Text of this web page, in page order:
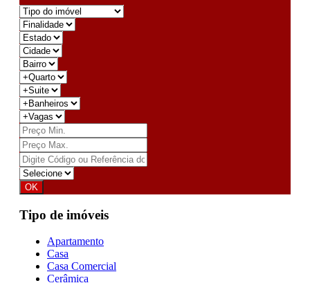
Tipo de imóveis
Apartamento
Casa
Casa Comercial
Cerâmica